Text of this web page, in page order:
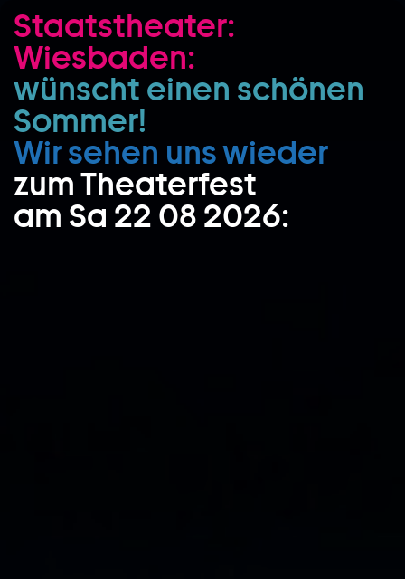
Zum Hauptinhalt springen
Zum Footer springen
Staatstheater:
Wiesbaden:
wünscht einen schönen
Sommer!
Wir sehen uns wieder
zum Theaterfest
am Sa 22 08 2026: